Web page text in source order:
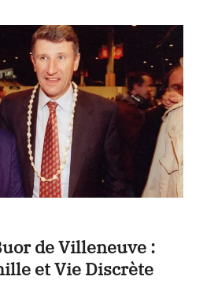
de Villeneuve :
et Vie Discrète